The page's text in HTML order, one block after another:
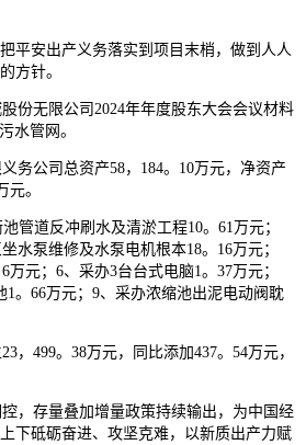
安出产义务落实到项目末梢，做到人人
方针。
无限公司2024年年度股东大会会议材料
水管网。
公司总资产58，184。10万元，净资产
元。
道反冲刷水及清淤工程10。61万元；
水泵维修及水泵电机根本18。16万元；
元；6、采办3台台式电脑1。37万元；
。66万元；9、采办浓缩池出泥电动阀耽
499。38万元，同比添加437。54万元，
存量叠加增量政策持续输出，为中国经
下砥砺奋进、攻坚克难，以新质出产力赋